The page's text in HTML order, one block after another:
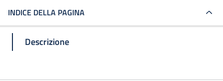
INDICE DELLA PAGINA
Descrizione